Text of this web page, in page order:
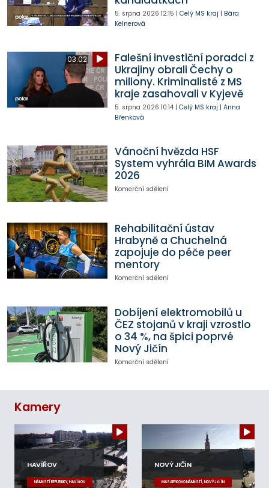
5. srpna 2026 12:15 | Celý MS kraj | Bára
Kelnerová
03:02
Falešní investiční poradci z
Ukrajiny obrali Čechy o
miliony. Kriminalisté z MS
kraje zasahovali v Kyjevě
5. srpna 2026 10:14| Celý MS kraj | Anna
Břenková
Vánoční hvězda HSF
System vyhrála BIM Awards
2026
Komerční sdělení
Rehabilitační ústav
Hrabyně a Chuchelná
zapojuje do péče peer
mentory
Komerční sdělení
Dobíjení elektromobilů u
ČEZ stojanů v kraji vzrostlo
o 34 %, na špici poprvé
Nový Jičín
Komerční sdělení
Kamery
HAVÍŘOV
NÁMĚSTÍ REPUBLIKY, HAVÍŘOV
NOVÝ JIČÍN
MASARYKOVO NÁMĚSTÍ, NOVÝ JIČÍN